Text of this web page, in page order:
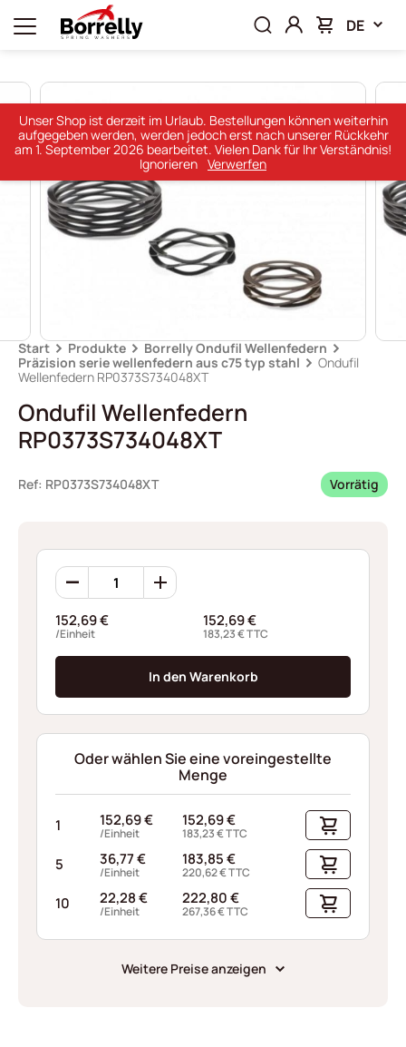
DE
Start Produkte
Borrelly Ondufil Wellenfedern
Präzision serie wellenfedern aus c75 typ stahl
Ondufil
Wellenfedern RP0373S734048XT
Ondufil Wellenfedern
RP0373S734048XT
Ref: RP0373S734048XT Vorrätig
Ondufil
Wellenfedern
Menge
152,69€
/Einheit
152,69€
183,23€TTC
In den Warenkorb
Oder wählen Sie eine voreingestellte
Menge
1 152,69€
/Einheit
152,69€
183,23€TTC
5 36,77€
/Einheit
183,85€
220,62€TTC
10 22,28€
/Einheit
222,80€
267,36€TTC
Weitere Preise anzeigen
Unser Shop ist derzeit im Urlaub. Bestellungen können weiterhin
aufgegeben werden, werden jedoch erst nach unserer Rückkehr
am 1. September 2026 bearbeitet. Vielen Dank für Ihr Verständnis!
Ignorieren Verwerfen